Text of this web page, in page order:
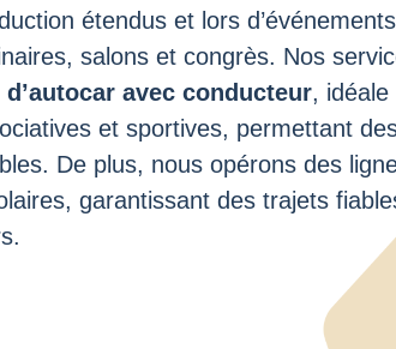
étendus et lors d’événements
salons et congrès. Nos
d’autocar avec conducteur, idéale
et sportives, permettant
De plus, nous opérons des
garantissant des trajets